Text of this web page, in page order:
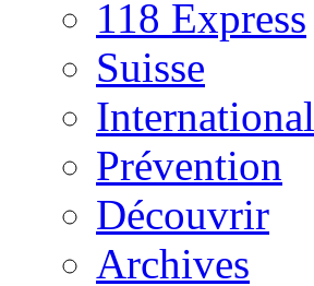
118 Express
Suisse
International
Prévention
Découvrir
Archives